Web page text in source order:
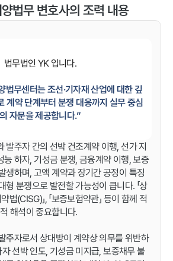
법무 변호사의 조력 내용
법무법인 YK 입니다.
법무센터는 조선·기자재 산업에 대한 깊
계약 단계부터 분쟁 대응까지 실무 중심
의 자문을 제공합니다.”
발주자 간의 선박 건조계약 이행, 선가 지
능 하자, 기성금 분쟁, 금융계약 이행, 보증
생하며, 고액 계약과 장기간 공정이 특징
형 분쟁으로 발전할 가능성이 큽니다. 「상
법(CISG)」, 「보증보험약관」 등이 함께 적
해석이 중요합니다.
주자로서 상대방이 계약상 의무를 위반하
선박 인도, 기성금 미지급, 보증채무 불